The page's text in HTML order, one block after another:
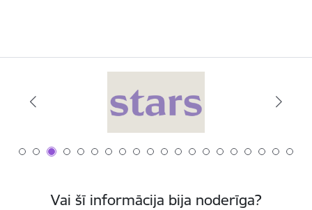
Vai šī informācija bija noderīga?